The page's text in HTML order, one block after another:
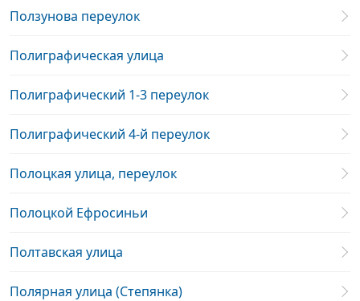
Ползунова переулок
Полиграфическая улица
Полиграфический 1-3 переулок
Полиграфический 4-й переулок
Полоцкая улица, переулок
Полоцкой Ефросиньи
Полтавская улица
Полярная улица (Степянка)